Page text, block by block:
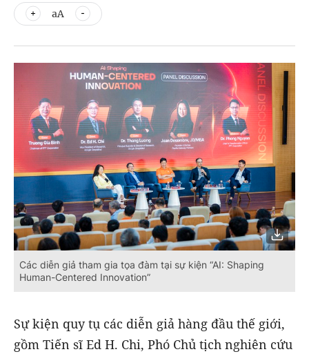
aA
Các diễn giả tham gia tọa đàm tại sự kiện “AI: Shaping
Human-Centered Innovation”
Sự kiện quy tụ các diễn giả hàng đầu thế giới,
gồm Tiến sĩ Ed H. Chi, Phó Chủ tịch nghiên cứu